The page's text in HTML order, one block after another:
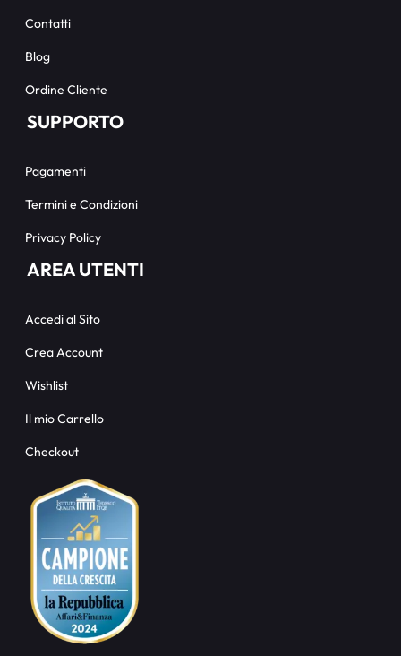
Contatti
Blog
Ordine Cliente
SUPPORTO
Pagamenti
Termini e Condizioni
Privacy Policy
AREA UTENTI
Accedi al Sito
Crea Account
Wishlist
Il mio Carrello
Checkout